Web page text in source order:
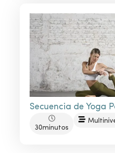
Secuencia de Yoga
30minutos